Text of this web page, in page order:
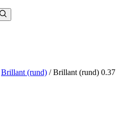
Brillant (rund) /Brillant (rund) 0.37